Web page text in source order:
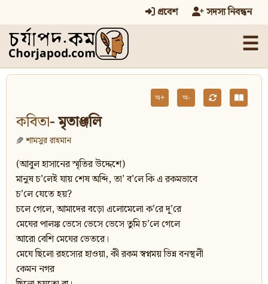
প্রবেশ সদস্য নিবন্ধন
☰
অ+ অ-
কবিতা- মৃতাঞ্জলি
শামসুর রাহমান
(আবুল হাসানের স্মৃতির উদ্দেশে)
মানুষ চ’লেই যায় শেষ অব্দি, তা’ ব’লে কি এ রকমভাবে
চ’লে যেতে হয়?
চলে গেলে, আমাদের বড়ো এলোমেলো ক’রে দূ’রে
মেঘের পালঙ্ক ভেসে ভেসে ভেসে তুমি চ’লে গেলে
আরো বেশি মেঘের ভেতরে।
মেঘে ছিলো রহস্যের হাওয়া, কী রকম স্বপ্নময় ভিন্ন বনস্থলী
কেমন নগর